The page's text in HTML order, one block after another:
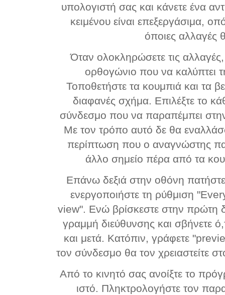
υπολογιστή σας και κάνετε ένα
κειμένου είναι επεξεργάσιμα,
όποιες αλλαγές
Όταν ολοκληρώσετε τις
ορθογώνιο που να καλύπτει
Τοποθετήστε τα κουμπιά και τα
διαφανές σχήμα. Επιλέξτε το
σύνδεσμο που να παραπέμπει
Με τον τρόπο αυτό δε θα
περίπτωση που ο αναγνώστης
άλλο σημείο πέρα από τα
Επάνω δεξιά στην οθόνη
ενεργοποιήστε τη ρύθμιση
view". Ενώ βρίσκεστε στην πρώτη
γραμμή διεύθυνσης και σβήνετε
και μετά. Κατόπιν, γράφετε
τον σύνδεσμο θα τον χρειαστείτε
Από το κινητό σας ανοίξτε το
ιστό. Πληκτρολογήστε τον